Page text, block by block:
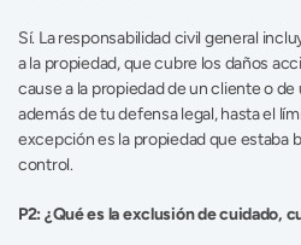
Sí. La responsabilidad civil general
a la propiedad, que cubre los daños
cause a la propiedad de un cliente o
además de tu defensa legal, hasta el
excepción es la propiedad que estaba
control.
P2: ¿Qué es la exclusión de cuidado,